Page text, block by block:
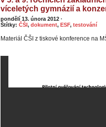
víceletých gymnázií a
pondělí 13. února 2012 ·
Štítky: ČŠI, dokument, ESF, testování
Materiál ČŠI z tiskové konference na